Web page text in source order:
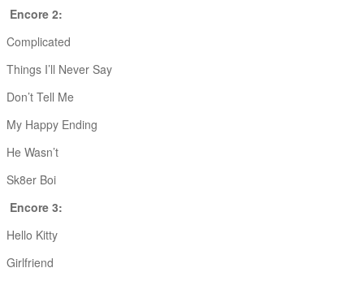
Encore 2:
Complicated
Things I’ll Never Say
Don’t Tell Me
My Happy Ending
He Wasn’t
Sk8er Boi
Encore 3:
Hello Kitty
Girlfriend